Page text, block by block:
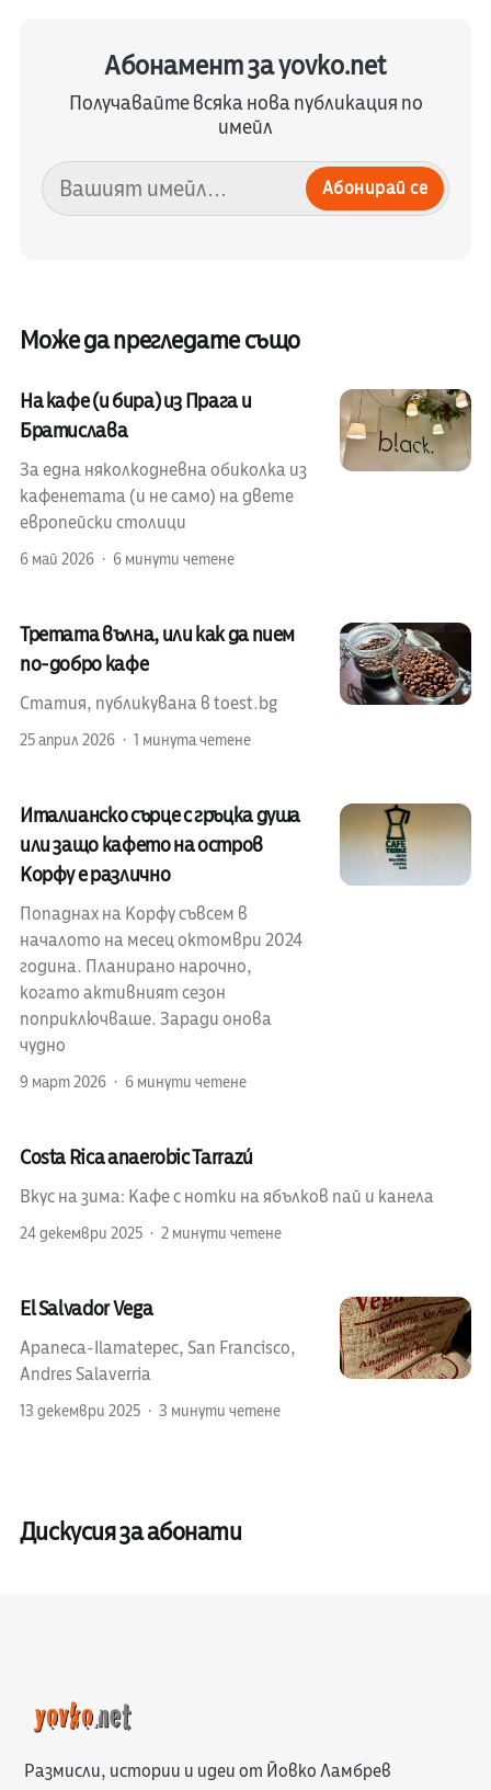
Абонамент за yovko.net
Получавайте всяка нова публикация по
имейл
Абонирай се
Може да прегледате също
На кафе (и бира) из Прага и
Братислава
За една няколкодневна обиколка из
кафенетата (и не само) на двете
европейски столици
6 май 2026 6 минути четене
Третата вълна, или как да пием
по-добро кафе
Статия, публикувана в toest.bg
25 април 2026 1 минута четене
Италианско сърце с гръцка душа
или защо кафето на остров
Корфу е различно
Попаднах на Корфу съвсем в
началото на месец октомври 2024
година. Планирано нарочно,
когато активният сезон
поприключваше. Заради онова
чудно
9 март 2026 6 минути четене
Costa Rica anaerobic Tarrazú
Вкус на зима: Кафе с нотки на ябълков пай и канела
24 декември 2025 2 минути четене
El Salvador Vega
Apaneca-Ilamatepec, San Francisco,
Andres Salaverria
13 декември 2025 3 минути четене
Дискусия за абонати
Размисли, истории и идеи от Йовко Ламбрев